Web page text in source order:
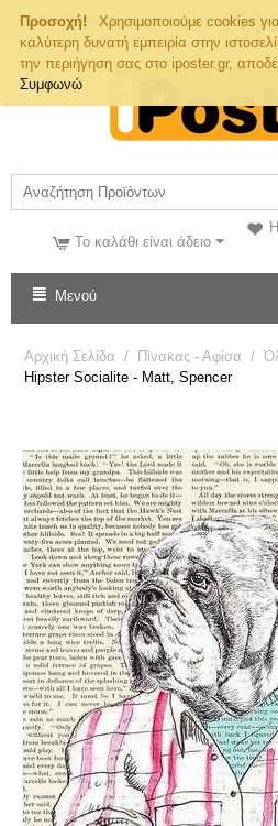
Προσοχή!
Χρησιμοποιούμε cookies
καλύτερη δυνατή εμπειρία στην
την περιήγηση σας στο iposter.gr,
Συμφωνώ
Τηλ. Παραγγελιών
Το καλάθι είναι άδειο
Μενού
Αρχική Σελίδα / Πίνακας - Αφίσα /
Hipster Socialite - Matt, Spencer